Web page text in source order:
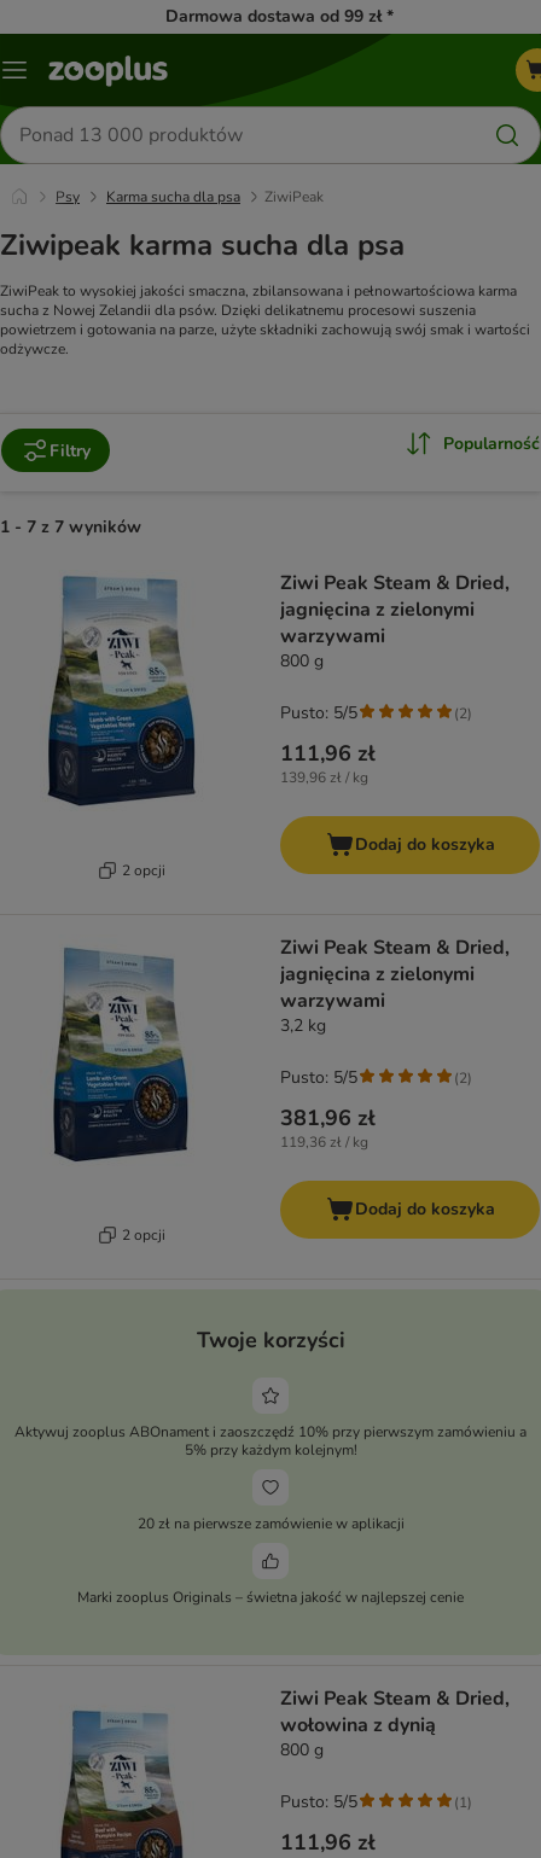
Darmowa dostawa od 99 zł *
Menu
Szukaj
produktów
Psy Karma sucha dla psa ZiwiPeak
Ziwipeak karma sucha dla psa
ZiwiPeak to wysokiej jakości smaczna, zbilansowana i pełnowartościowa karma
sucha z Nowej Zelandii dla psów. Dzięki delikatnemu procesowi suszenia
powietrzem i gotowania na parze, użyte składniki zachowują swój smak i wartości
odżywcze.
Filtry Popularność
1 - 7 z 7 wyników
2 opcji
Ziwi Peak Steam & Dried,
jagnięcina z zielonymi
warzywami
800 g
111,96 zł
139,96 zł / kg
Pusto: 5/5 (2)
Dodaj do koszyka
2 opcji
Ziwi Peak Steam & Dried,
jagnięcina z zielonymi
warzywami
3,2 kg
381,96 zł
119,36 zł / kg
Pusto: 5/5 (2)
Dodaj do koszyka
Twoje korzyści
Aktywuj zooplus ABOnament i zaoszczędź 10% przy pierwszym zamówieniu a
5% przy każdym kolejnym!
20 zł na pierwsze zamówienie w aplikacji
Marki zooplus Originals – świetna jakość w najlepszej cenie
Ziwi Peak Steam & Dried,
wołowina z dynią
800 g
111,96 zł
Pusto: 5/5 (1)